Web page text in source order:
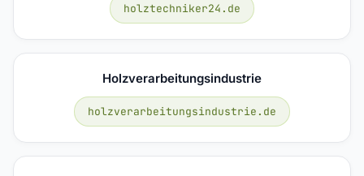
holztechniker24.de
Holzverarbeitungsindustrie
holzverarbeitungsindustrie.de